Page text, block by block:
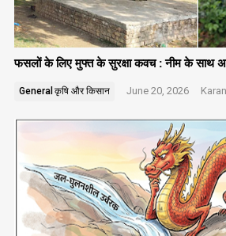
फसलों के लिए मुफ्त के सुरक्षा कवच : नीम के साथ
General कृषि और किसान June 20, 2026